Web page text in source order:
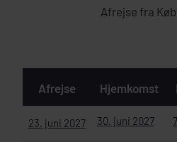
Afrejse fra
Afrejse Hjemkomst
23. juni 2027 30. juni 2027